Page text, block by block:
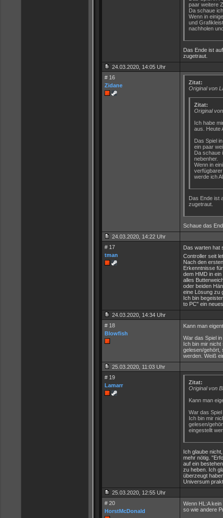
paar weitere
Da schaue
Wenn in
und
nachholen
Das Ende ist
zugetraut.
24.03.2020, 14:05 Uhr
# 16
Zidane
Zitat:
Original von
Zitat:
Original
Ich habe
aus. Heute
Das Spiel
ein paar
Da schaue
nebenher.
Wenn in
werde ich
Das Ende ist
zugetraut.
Schaue das
24.03.2020, 14:22 Uhr
# 17
tman
Das warten hat
Controller seit
Nach den
Erkenntnisse
dem HMD in
alles
oder beiden
eine Lösung zu
Ich bin
to PC" ein
24.03.2020, 14:34 Uhr
# 18
Blowfish
Kann man
War das Spiel
Ich bin mir
gelesen/gehört,
werden. Weiß
25.03.2020, 11:03 Uhr
# 19
Lamarr
Zitat:
Original von
Kann man
War das
Ich bin mir
gelesen/
eingestellt
Ich glaube
mehr nötig.
auf ein
zu heben. Ich
überzeugt
Universum
25.03.2020, 12:55 Uhr
# 20
HorstMcDonald
Wenn HL:A
so wie andere